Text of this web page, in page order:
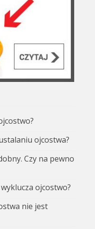
ojcostwa?
Czy na pewno
ojcostwo?
nie jest